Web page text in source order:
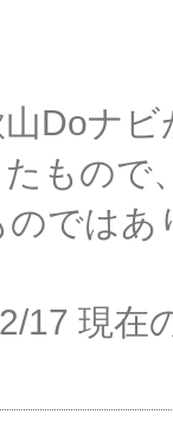
Doナビ
もので
のではあ
17 現在